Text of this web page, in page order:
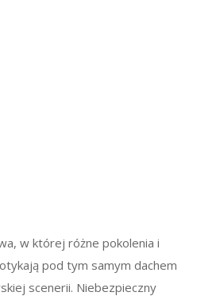
w której różne pokolenia i
pod tym samym dachem
scenerii. Niebezpieczny